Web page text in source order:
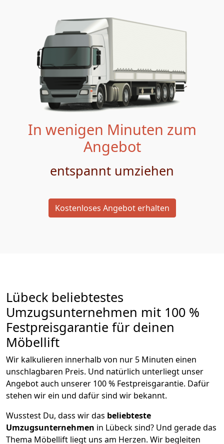
In wenigen Minuten zum
Angebot
entspannt umziehen
Kostenloses Angebot erhalten
Lübeck beliebtestes
Umzugsunternehmen mit 100 %
Festpreisgarantie für deinen
Möbellift
Wir kalkulieren innerhalb von nur 5 Minuten einen
unschlagbaren Preis. Und natürlich unterliegt unser
Angebot auch unserer 100 % Festpreisgarantie. Dafür
stehen wir ein und dafür sind wir bekannt.
Wusstest Du, dass wir das beliebteste
Umzugsunternehmen in Lübeck sind? Und gerade das
Thema Möbellift liegt uns am Herzen. Wir begleiten